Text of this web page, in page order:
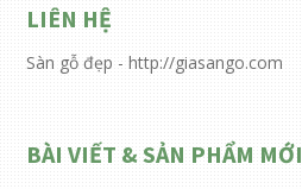
LIÊN HỆ
Sàn gỗ đẹp - http://giasango.com
BÀI VIẾT & SẢN PHẨM MỚI